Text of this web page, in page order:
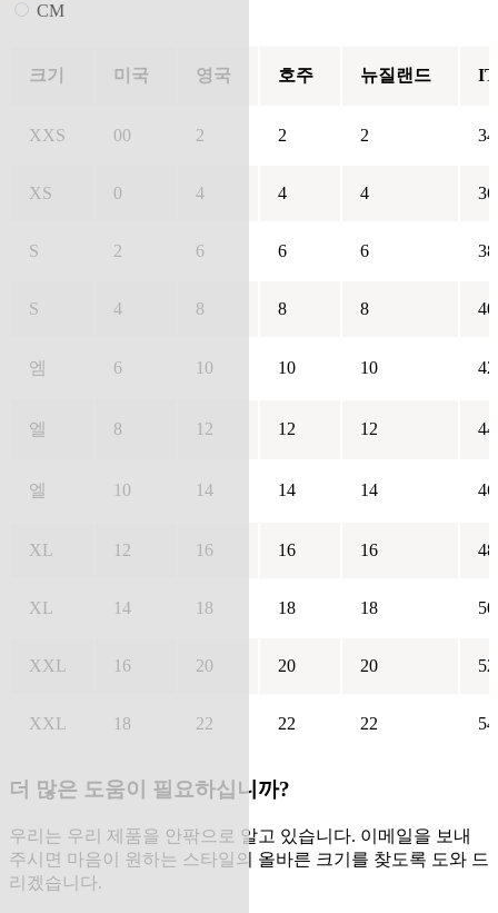
CM
크기 미국 영국 호주 뉴질랜드 IT
XXS 00 2 2 2 34
XS 0 4 4 4 36
S 2 6 6 6 38
S 4 8 8 8 40
엠 6 10 10 10 42
엘 8 12 12 12 44
엘 10 14 14 14 46
XL 12 16 16 16 48
XL 14 18 18 18 50
XXL 16 20 20 20 52
XXL 18 22 22 22 54
더 많은 도움이 필요하십니까?
우리는 우리 제품을 안팎으로 알고 있습니다. 이메일을 보내
주시면 마음이 원하는 스타일의 올바른 크기를 찾도록 도와 드
리겠습니다.